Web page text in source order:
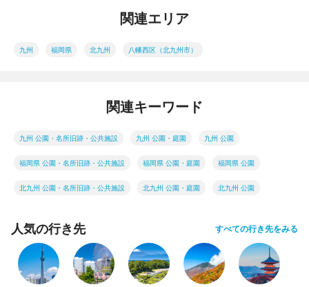
関連エリア
九州 福岡県 北九州 八幡西区（北九州市）
関連キーワード
九州 公園・名所旧跡・公共施設 九州 公園・庭園 九州 公園
福岡県 公園・名所旧跡・公共施設 福岡県 公園・庭園 福岡県 公園
北九州 公園・名所旧跡・公共施設 北九州 公園・庭園 北九州 公園
人気の行き先 すべての行き先をみる